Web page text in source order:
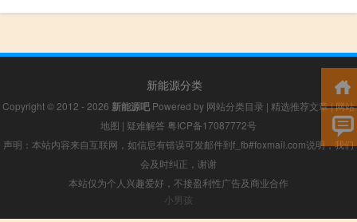
新能源分类
Copyright © 2012 - 2026 新能源吧 Powered by 网站分类目录 | 精选推荐文章|网站
地图 | 疑难解答 粤ICP备17087772号
声明：本站内容来自互联网，如信息有错误可发邮件到f_fb#foxmail.com说明，我们
会及时纠正，谢谢
本站仅为个人兴趣爱好，不接盈利性广告及商业合作
小男孩